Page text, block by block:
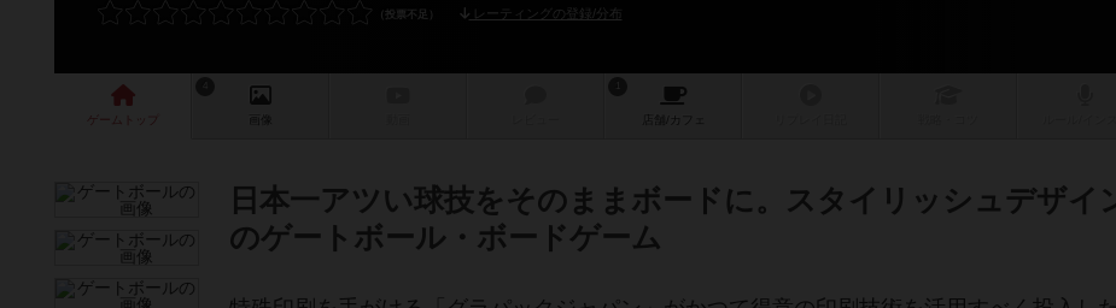
レーティングの登録/分布
ゲーム 画像 店舗/ カフェ
日本一アツい球技をそのままボードに。スタイリッシュデザイ
のゲートボール・ボードゲーム